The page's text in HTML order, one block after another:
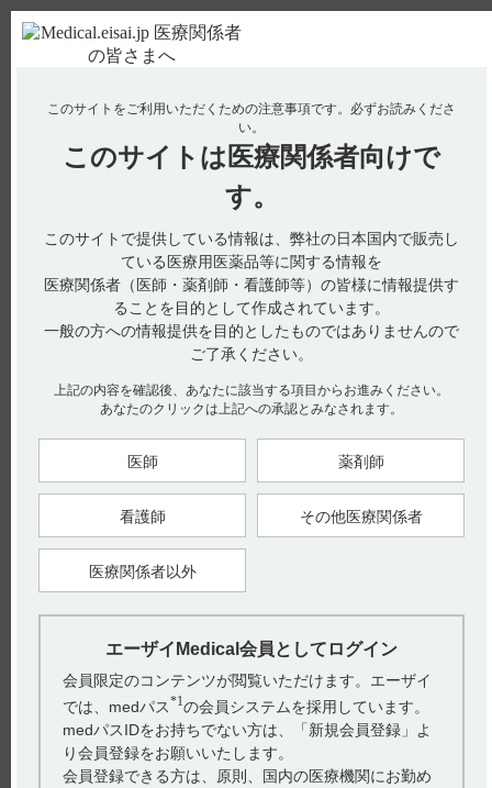
使用期限検索 Drug Information
No : 323
【フィコンパ錠・細粒】 規格の種類、製剤の大
きさ、添加剤などを教えてください。
【フィコンパ錠・細粒】
規格の種類、製剤の大きさ、添加剤などを教えてください。
電子添文には、組成（有効成分・添加剤）、製剤の性状などに
関して以下の記載があります。
3．組成・性状
3．1 組成（引用1）
3．2 製剤の性状（引用2）
（第5版） 3．組成・性状 3．1 組成
（第5版） 3．組成・性状 3．2 製剤の性状
【更新年月】
このサイトをご利用いただくための注意事項です。 必ずお読みくださ
い。
このサイトは 医療関係者向けで
す。
このサイトで提供している情報は、弊社の日本国内で販売し
ている医療用医薬品等に関する情報を
医療関係者（医師・薬剤師・看護師等）の皆様に情報提供す
ることを目的として作成されています。
一般の方への情報提供を目的としたものではありませんので
ご了承ください。
上記の内容を確認後、あなたに該当する項目からお進みください。
あなたのクリックは上記への承認とみなされます。
医師 薬剤師
看護師 その他医療関係者
医療関係者以外
エーザイMedical会員としてログイン
会員限定のコンテンツが閲覧いただけます。エーザイ
では、medパス*1の会員システムを採用しています。
medパスIDをお持ちでない方は、「新規会員登録」よ
り会員登録をお願いいたします。
会員登録できる方は、原則、国内の医療機関にお勤め